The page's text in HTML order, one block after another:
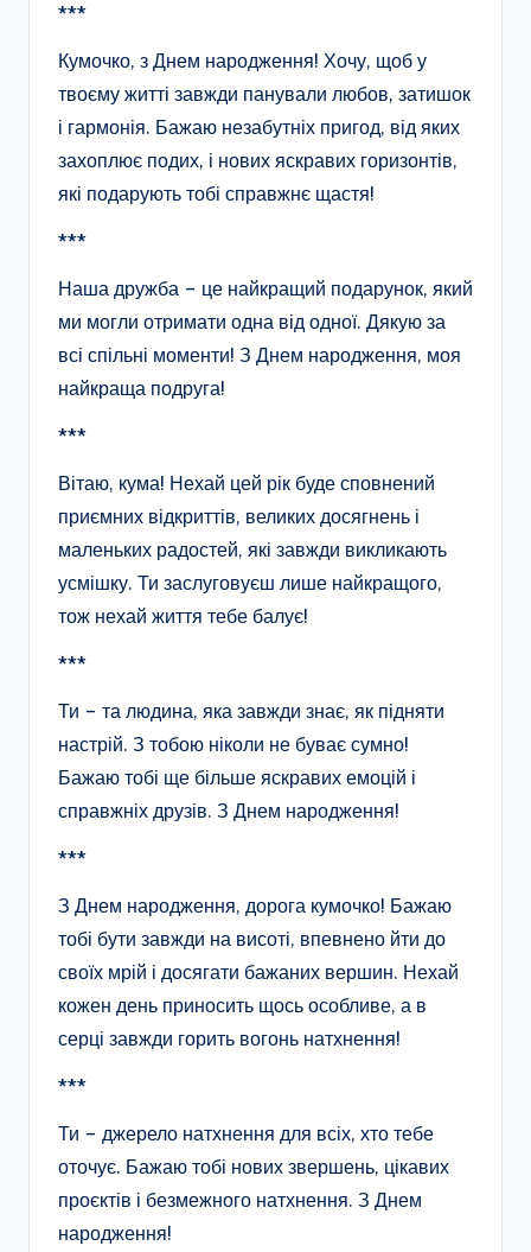
***
Кумочко, з Днем народження! Хочу, щоб у
твоєму житті завжди панували любов, затишок
і гармонія. Бажаю незабутніх пригод, від яких
захоплює подих, і нових яскравих горизонтів,
які подарують тобі справжнє щастя!
***
Наша дружба – це найкращий подарунок, який
ми могли отримати одна від одної. Дякую за
всі спільні моменти! З Днем народження, моя
найкраща подруга!
***
Вітаю, кума! Нехай цей рік буде сповнений
приємних відкриттів, великих досягнень і
маленьких радостей, які завжди викликають
усмішку. Ти заслуговуєш лише найкращого,
тож нехай життя тебе балує!
***
Ти – та людина, яка завжди знає, як підняти
настрій. З тобою ніколи не буває сумно!
Бажаю тобі ще більше яскравих емоцій і
справжніх друзів. З Днем народження!
***
З Днем народження, дорога кумочко! Бажаю
тобі бути завжди на висоті, впевнено йти до
своїх мрій і досягати бажаних вершин. Нехай
кожен день приносить щось особливе, а в
серці завжди горить вогонь натхнення!
***
Ти – джерело натхнення для всіх, хто тебе
оточує. Бажаю тобі нових звершень, цікавих
проєктів і безмежного натхнення. З Днем
народження!